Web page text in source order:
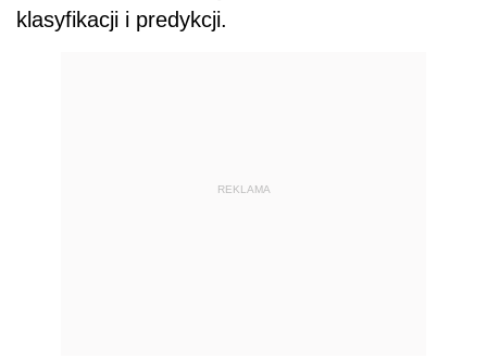
klasyfikacji i predykcji.
REKLAMA